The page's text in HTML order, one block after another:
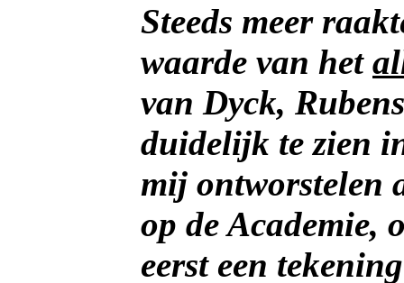
Steeds meer
waarde van het
van Dyck,
duidelijk te zien
mij ontworstelen
op de Academie,
eerst een